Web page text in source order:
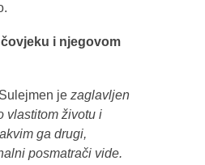
i njegovom
je zaglavljen
vlastitom životu i
ga drugi,
posmatrači vide.